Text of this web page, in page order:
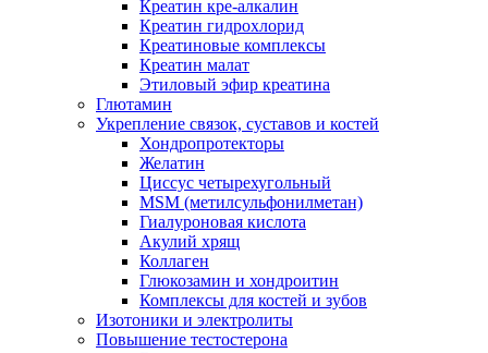
Креатин кре-алкалин
Креатин гидрохлорид
Креатиновые комплексы
Креатин малат
Этиловый эфир креатина
Глютамин
Укрепление связок, суставов и костей
Хондропротекторы
Желатин
Циссус четырехугольный
MSM (метилсульфонилметан)
Гиалуроновая кислота
Акулий хрящ
Коллаген
Глюкозамин и хондроитин
Комплексы для костей и зубов
Изотоники и электролиты
Повышение тестостерона